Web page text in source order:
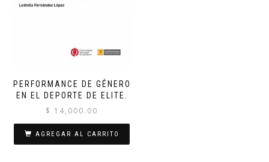
PERFORMANCE DE GÉNERO
EN EL DEPORTE DE ELITE.
$ 14,000.00
AGREGAR AL CARRITO